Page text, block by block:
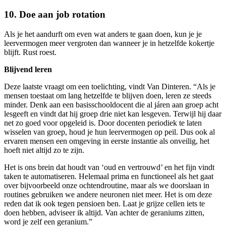
10. Doe aan job rotation
Als je het aandurft om even wat anders te gaan doen, kun je je
leervermogen meer vergroten dan wanneer je in hetzelfde kokertje
blijft. Rust roest.
Blijvend leren
Deze laatste vraagt om een toelichting, vindt Van Dinteren. “Als je
mensen toestaat om lang hetzelfde te blijven doen, leren ze steeds
minder. Denk aan een basisschooldocent die al járen aan groep acht
lesgeeft en vindt dat hij groep drie niet kan lesgeven. Terwijl hij daar
net zo goed voor opgeleid is. Door docenten periodiek te laten
wisselen van groep, houd je hun leervermogen op peil. Dus ook al
ervaren mensen een omgeving in eerste instantie als onveilig, het
hoeft niet altijd zo te zijn.
Het is ons brein dat houdt van ‘oud en vertrouwd’ en het fijn vindt
taken te automatiseren. Helemaal prima en functioneel als het gaat
over bijvoorbeeld onze ochtendroutine, maar als we doorslaan in
routines gebruiken we andere neuronen niet meer. Het is om deze
reden dat ik ook tegen pensioen ben. Laat je grijze cellen iets te
doen hebben, adviseer ik altijd. Van achter de geraniums zitten,
word je zelf een geranium.”